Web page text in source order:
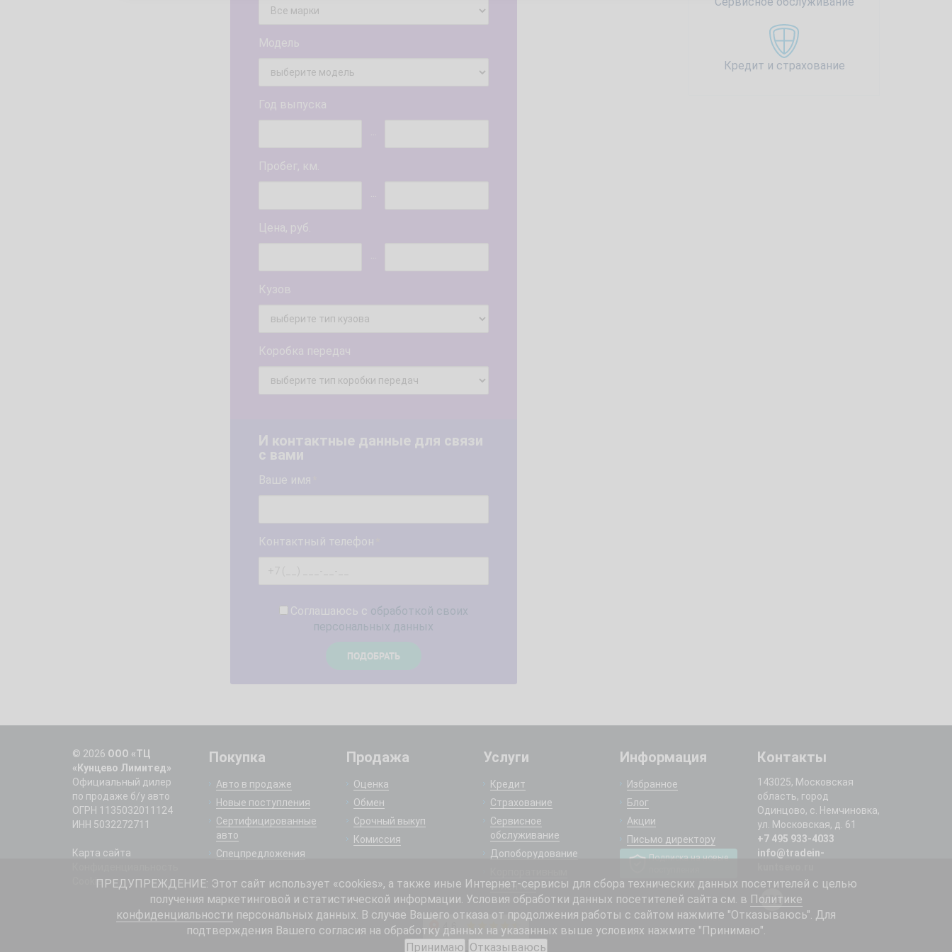
Кредит и страхование
Модель
Год выпуска
...
Пробег, км.
...
Цена, руб.
...
Кузов
Коробка передач
И контактные данные для связи
с вами
Ваше имя
Контактный телефон
Соглашаюсь с обработкой своих
персональных данных
© 2026 ООО «ТЦ
«Кунцево Лимитед»
Официальный дилер
по продаже б/у авто
ОГРН 1135032011124
ИНН 5032272711
Карта сайта
Cookie
Покупка
Авто в продаже
Новые поступления
Сертифицированные
авто
Спецпредложения
Продажа
Оценка
Обмен
Срочный выкуп
Комиссия
Услуги
Кредит
Страхование
Сервисное
обслуживание
Допоборудование
клиентам
Информация
Избранное
Блог
Акции
Письмо директору
Подписка на новые
Контакты
143025, Московская
область, город
Одинцово, с. Немчиновка,
ул. Московская, д. 61
+7 495 933-4033
info@tradein-
ПРЕДУПРЕЖДЕНИЕ: Этот сайт использует «cookies», а также иные Интернет-сервисы для сбора технических данных посетителей с целью
получения маркетинговой и статистической информации. Условия обработки данных посетителей сайта см. в Политике
конфиденциальности персональных данных. В случае Вашего отказа от продолжения работы с сайтом нажмите "Отказываюсь". Для
подтверждения Вашего согласия на обработку данных на указанных выше условиях нажмите "Принимаю".
Принимаю Отказываюсь